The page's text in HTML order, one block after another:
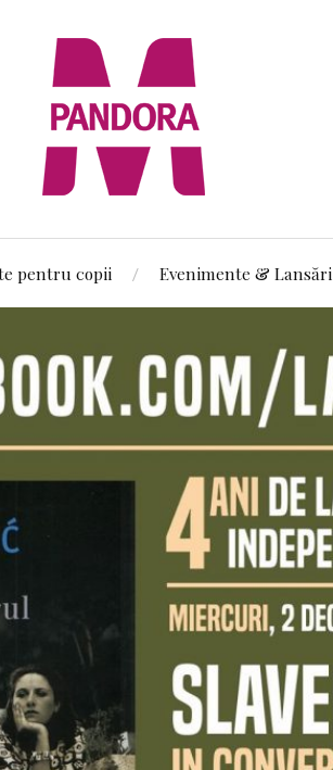
pentru copii Evenimente & Lansări